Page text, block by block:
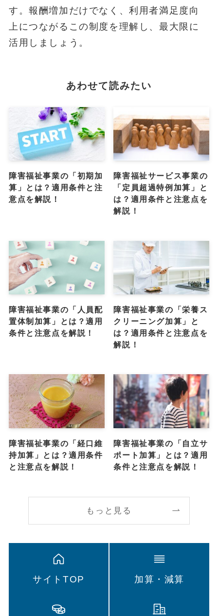
す。報酬増加だけでなく、利用者満足度向
上につながるこの制度を理解し、最大限に
活用しましょう。
あわせて読みたい
障害福祉事業の「初期加
算」とは？適用条件と注
意点を解説！
障害福祉サービス事業の
「定員超過特例加算」と
は？適用条件と注意点を
解説！
障害福祉事業の「人員配
置体制加算」とは？適用
条件と注意点を解説！
障害福祉事業の「栄養ス
クリーニング加算」と
は？適用条件と注意点を
解説！
障害福祉事業の「経口維
持加算」とは？適用条件
と注意点を解説！
障害福祉事業の「自立サ
ポート加算」とは？適用
条件と注意点を解説！
もっと見る
サイトTOP 加算・減算